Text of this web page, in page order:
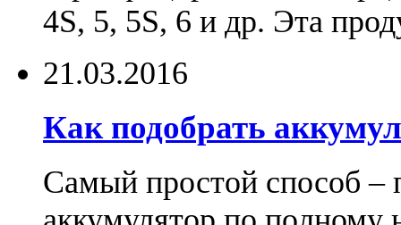
4S, 5, 5S, 6 и др. Эта
21.03.2016
Как подобрать
Самый простой способ –